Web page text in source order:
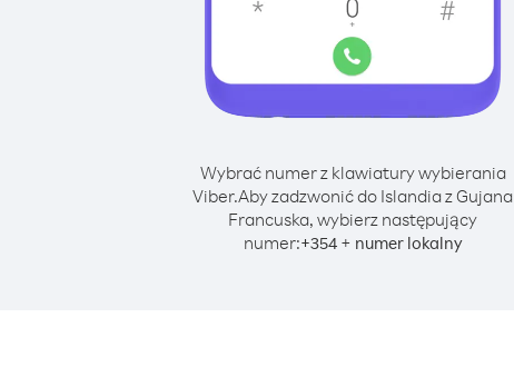
Wybrać numer z klawiatury wybierania
Viber.Aby zadzwonić do Islandia z Gujana
Francuska, wybierz następujący
numer:+354+ numer lokalny